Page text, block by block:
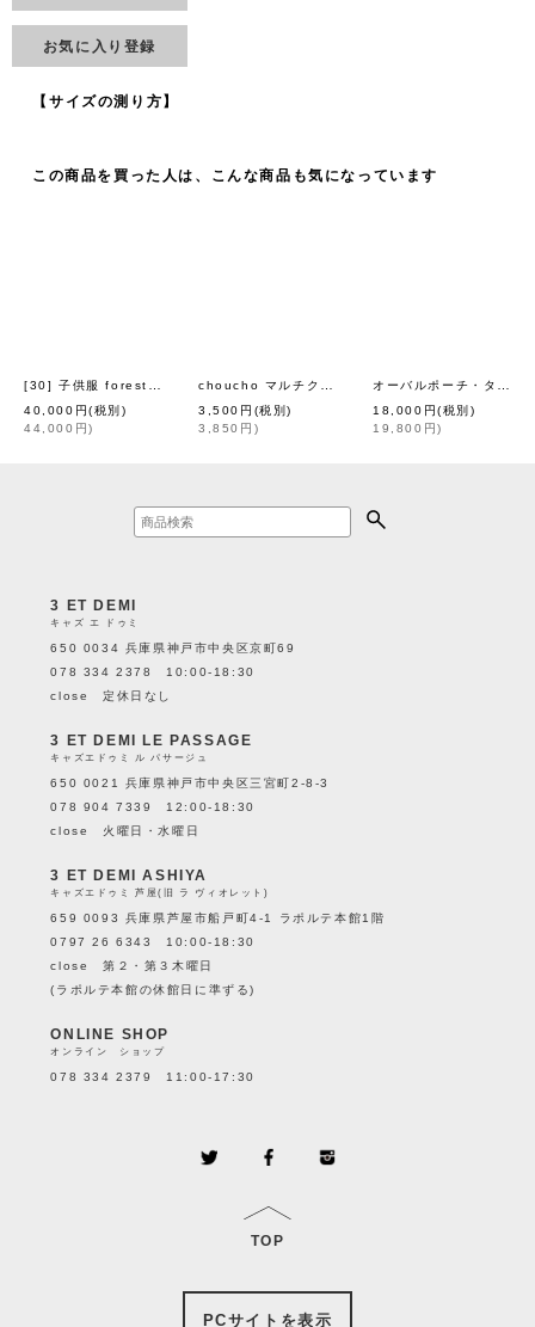
お気に入り登録
【サイズの測り方】
この商品を買った人は、こんな商品も気になっています
[mina perhonen
40,000 円(税別)
44,000 円)
[ mina
3,500 円 (税別)
3,850 円 )
18,000 円(税別)
19,800 円)
3 ET DEMI
キャズ エ ドゥミ
650 0034 兵庫県神戸市中央区京町69
078 334 2378 10:00-18:30
close 定休日なし
3 ET DEMI LE PASSAGE
キャズエドゥミ ル パサージュ
650 0021 兵庫県神戸市中央区三宮町2-8-3
078 904 7339 12:00-18:30
close 火曜日・水曜日
3 ET DEMI ASHIYA
キャズエドゥミ 芦屋(旧 ラ ヴィオレット)
659 0093 兵庫県芦屋市船戸町4-1 ラポルテ本館1階
0797 26 6343 10:00-18:30
close 第２・第３木曜日
(ラポルテ本館の休館日に準ずる)
ONLINE SHOP
オンライン ショップ
078 334 2379 11:00-17:30
TOP
PCサイトを表示